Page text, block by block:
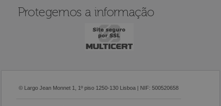
Protegemos a informação
© Largo Jean Monnet 1, 1º piso 1250-130 Lisboa | NIF: 500520658